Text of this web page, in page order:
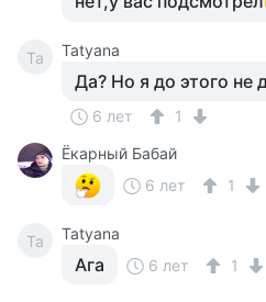
Ta Tatyana
Да? Но я до этого не
6 лет
1
Ёкарный Бабай
6 лет
1
Ta Tatyana
Ага 6 лет 1